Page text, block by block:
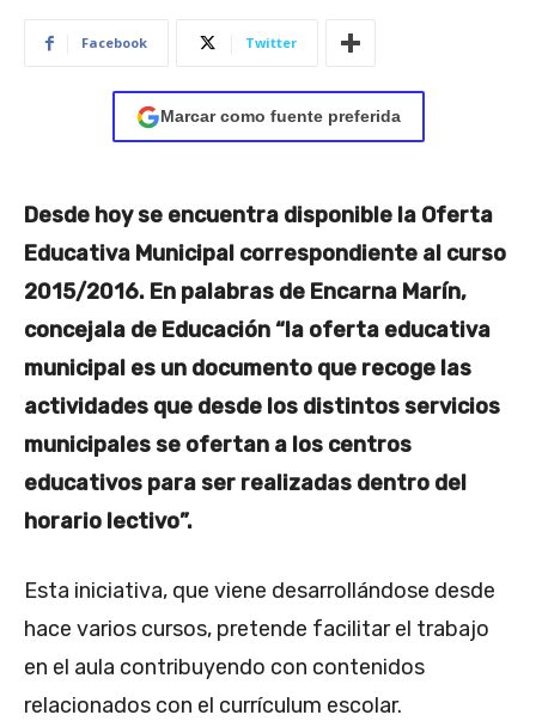
Facebook Twitter
Marcar como fuente preferida
Desde hoy se encuentra disponible la Oferta
Educativa Municipal correspondiente al curso
2015/2016. En palabras de Encarna Marín,
concejala de Educación “la oferta educativa
municipal es un documento que recoge las
actividades que desde los distintos servicios
municipales se ofertan a los centros
educativos para ser realizadas dentro del
horario lectivo”.
Esta iniciativa, que viene desarrollándose desde
hace varios cursos, pretende facilitar el trabajo
en el aula contribuyendo con contenidos
relacionados con el currículum escolar.